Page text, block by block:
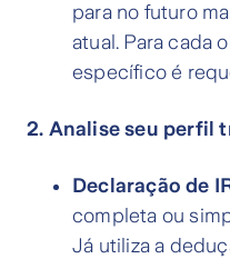
para no futuro
atual. Para cada
específico é
2. Analise seu perfil
Declaração de
completa ou
Já utiliza a